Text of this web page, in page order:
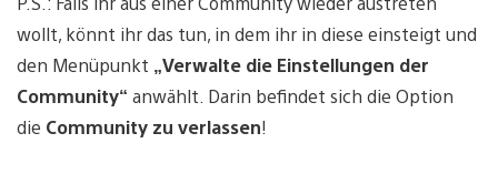
wollt, könnt ihr das tun, in dem ihr in diese einsteigt und
den Menüpunkt „Verwalte die Einstellungen der
Community“ anwählt. Darin befindet sich die Option
die Community zu verlassen!